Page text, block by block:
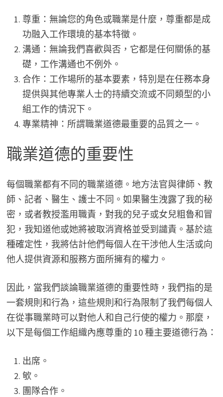
尊重：無論您的角色或職業是什麼，尊重都是成
功融入工作環境的基本特徵。
溝通：無論我們喜歡與否，它都是任何關係的基
礎，工作溝通也不例外。
合作：工作場所的基本要素，特別是在任務本身
提供與其他專業人士的持續交流或不同類型的小
組工作的情況下。
專業精神：所謂職業道德最重要的品質之一。
職業道德的重要性
每個職業都有不同的職業道德。地方法官與律師、教
師、記者、醫生、護士不同。如果醫生洩露了我的秘
密，或者教授濫用職責，對我的兒子或女兒粗魯和冒
犯，我知道他或她將被取消資格並受到譴責。基於這
種確定性，我將估計他們每個人在干涉他人生活或向
他人提供資源和服務方面所擁有的權力。
因此，當我們談論職業道德的重要性時，我們指的是
一套規則和行為，這些規則和行為限制了我們每個人
在從事職業時可以對他人和自己行使的權力。那麼，
以下是每個工作組織內應尊重的 10 種主要道德行為：
出席。
㰬。
團隊合作。